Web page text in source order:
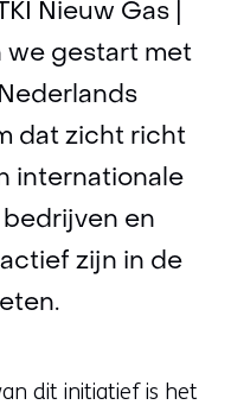
Nieuw Gas |
we gestart met
dat zicht richt
internationale
en
zijn in de
dit initiatief is het